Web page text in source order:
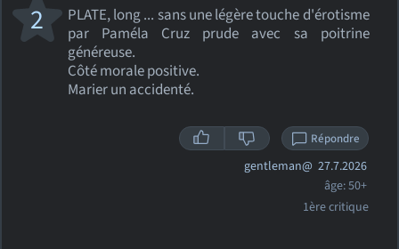
PLATE, long ... sans une légère touche d'érotisme
par Paméla Cruz prude avec sa poitrine
généreuse.
Côté morale positive.
Marier un accidenté.
2
Répondre
gentleman@ 27.7.2026
âge: 50+
1ère critique